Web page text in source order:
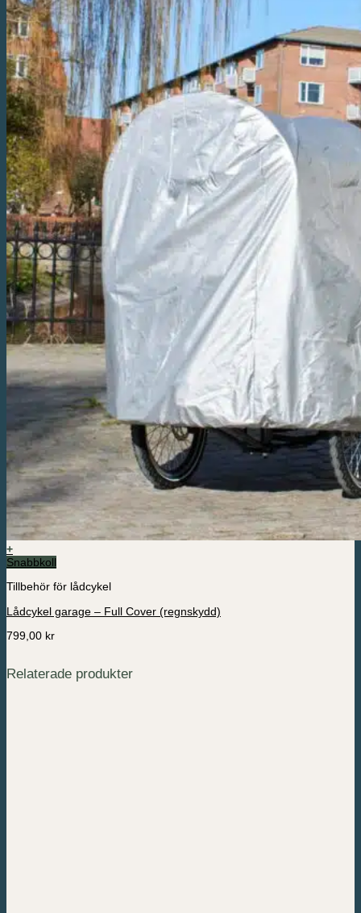
+
Snabbkoll
Tillbehör för lådcykel
Lådcykel garage – Full Cover (regnskydd)
799,00 kr
Relaterade produkter